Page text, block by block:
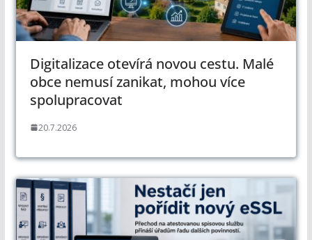
Digitalizace otevírá novou cestu. Malé
obce nemusí zanikat, mohou více
spolupracovat
20.7.2026